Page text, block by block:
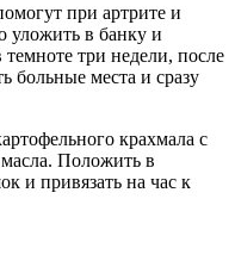
при артрите и
уложить в банку и
темноте три недели, после
больные места и сразу
крахмала с
Положить в
и привязать на час к